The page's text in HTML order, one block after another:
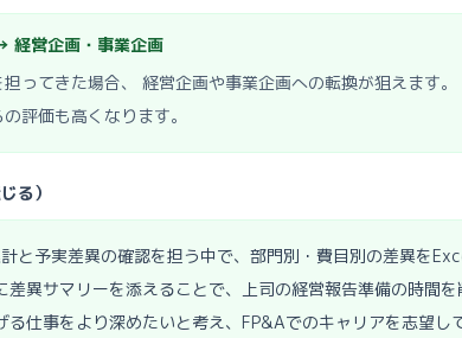
経営企画・事業企画
ってきた場合、 経営企画や事業企画への転換が狙えます
評価も高くなります。
る）
と予実差異の確認を担う中で、部門別・費目別の差異を
異サマリーを添えることで、上司の経営報告準備の時間
仕事をより深めたいと考え、FP&Aでのキャリアを志望し